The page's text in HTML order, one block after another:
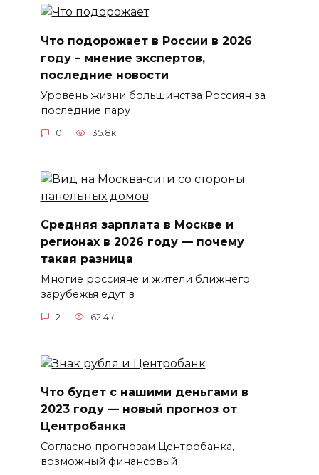
Что подорожает в России в 2026
году – мнение экспертов,
последние новости
Уровень жизни большинства Россиян за
последние пару
0 35.8к.
Средняя зарплата в Москве и
регионах в 2026 году — почему
такая разница
Многие россияне и жители ближнего
зарубежья едут в
2 62.4к.
Что будет с нашими деньгами в
2023 году — новый прогноз от
Центробанка
Согласно прогнозам Центробанка,
возможный финансовый